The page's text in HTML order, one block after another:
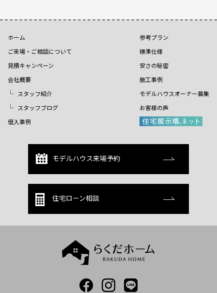
ホーム
ご来場・ご相談について
見積キャンペーン
会社概要
スタッフ紹介
スタッフブログ
借入事例
参考プラン
標準仕様
安さの秘密
施工事例
モデルハウスオーナー募集
お客様の声
モデルハウス来場予約
住宅ローン相談